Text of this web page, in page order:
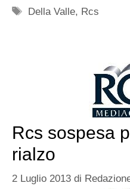
Tag
Della Valle, Rcs
Rcs sospesa
rialzo
2 Luglio 2013 di